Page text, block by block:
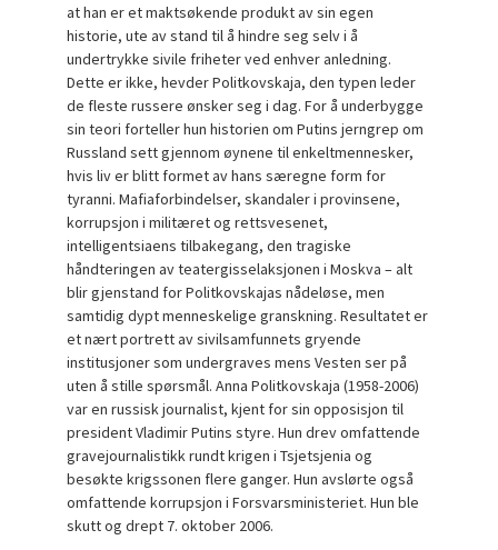
at han er et maktsøkende produkt av sin egen
historie, ute av stand til å hindre seg selv i å
undertrykke sivile friheter ved enhver anledning.
Dette er ikke, hevder Politkovskaja, den typen leder
de fleste russere ønsker seg i dag. For å underbygge
sin teori forteller hun historien om Putins jerngrep om
Russland sett gjennom øynene til enkeltmennesker,
hvis liv er blitt formet av hans særegne form for
tyranni. Mafiaforbindelser, skandaler i provinsene,
korrupsjon i militæret og rettsvesenet,
intelligentsiaens tilbakegang, den tragiske
håndteringen av teatergisselaksjonen i Moskva – alt
blir gjenstand for Politkovskajas nådeløse, men
samtidig dypt menneskelige granskning. Resultatet er
et nært portrett av sivilsamfunnets gryende
institusjoner som undergraves mens Vesten ser på
uten å stille spørsmål. Anna Politkovskaja (1958-2006)
var en russisk journalist, kjent for sin opposisjon til
president Vladimir Putins styre. Hun drev omfattende
gravejournalistikk rundt krigen i Tsjetsjenia og
besøkte krigssonen flere ganger. Hun avslørte også
omfattende korrupsjon i Forsvarsministeriet. Hun ble
skutt og drept 7. oktober 2006.